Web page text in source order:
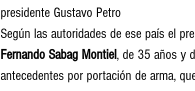
presidente Gustavo Petro
Según las autoridades de ese país el
Fernando Sabag Montiel, de 35 años y
antecedentes por portación de arma,